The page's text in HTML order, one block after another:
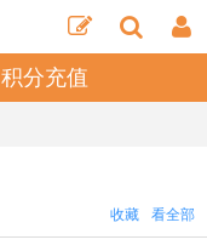
积分充值
看全部
收藏